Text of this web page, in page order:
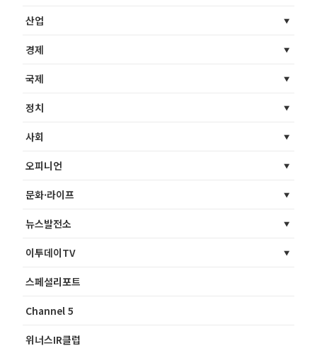
산업
경제
국제
정치
사회
오피니언
문화·라이프
뉴스발전소
이투데이TV
스페셜리포트
Channel 5
위너스IR클럽